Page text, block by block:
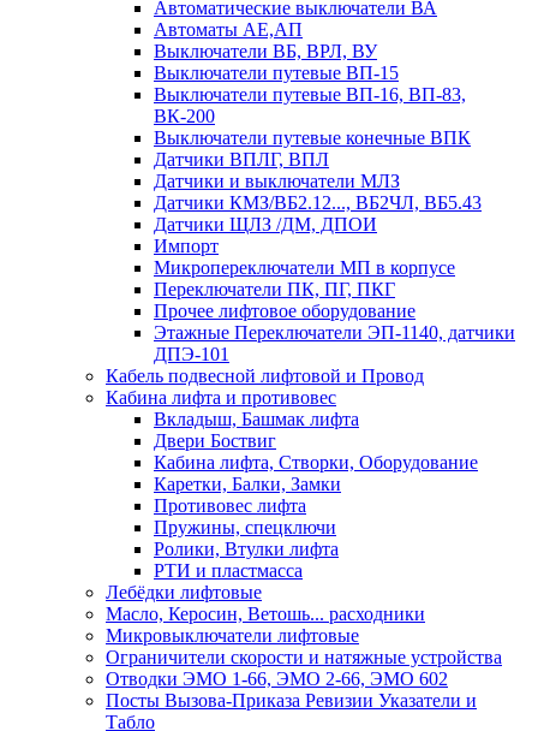
Автоматические выключатели ВА
Автоматы АЕ,АП
Выключатели ВБ, ВРЛ, ВУ
Выключатели путевые ВП-15
Выключатели путевые ВП-16, ВП-83,
ВК-200
Выключатели путевые конечные ВПК
Датчики ВПЛГ, ВПЛ
Датчики и выключатели МЛЗ
Датчики КМЗ/ВБ2.12..., ВБ2ЧЛ, ВБ5.43
Датчики ЩЛЗ /ДМ, ДПОИ
Импорт
Микропереключатели МП в корпусе
Переключатели ПК, ПГ, ПКГ
Прочее лифтовое оборудование
Этажные Переключатели ЭП-1140, датчики
ДПЭ-101
Кабель подвесной лифтовой и Провод
Кабина лифта и противовес
Вкладыш, Башмак лифта
Двери Боствиг
Кабина лифта, Створки, Оборудование
Каретки, Балки, Замки
Противовес лифта
Пружины, спецключи
Ролики, Втулки лифта
РТИ и пластмасса
Лебёдки лифтовые
Масло, Керосин, Ветошь... расходники
Микровыключатели лифтовые
Ограничители скорости и натяжные устройства
Отводки ЭМО 1-66, ЭМО 2-66, ЭМО 602
Посты Вызова-Приказа Ревизии Указатели и
Табло